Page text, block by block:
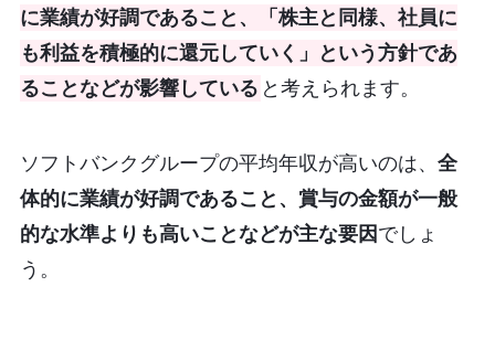
に業績が好調であること、「株主と同様、社員に
も利益を積極的に還元していく」という方針であ
ることなどが影響している と考えられます。
ソフトバンクグループの平均年収が高いのは、 全
体的に業績が好調であること、賞与の金額が一般
的な水準よりも高いことなどが主な要因 でしょ
う。